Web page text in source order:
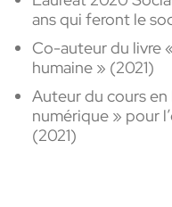
ans qui feront le
Co-auteur du livre
humaine » (2021)
Auteur du cours
numérique » pour
(2021)